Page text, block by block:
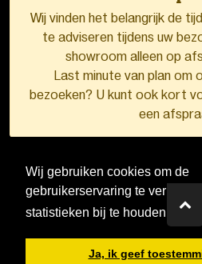
Wij gebruiken cookies om de
gebruikerservaring te
statistieken bij te houden.
Ja, ik geef
Wij vinden het belangrijk de
te adviseren tijdens uw
showroom alleen op
Last minute van plan om
bezoeken? U kunt ook kort
een
Ontwerp en